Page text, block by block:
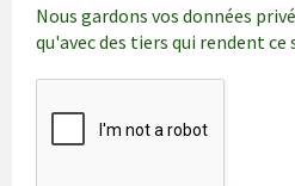
Nous gardons vos données
qu'avec des tiers qui rendent ce